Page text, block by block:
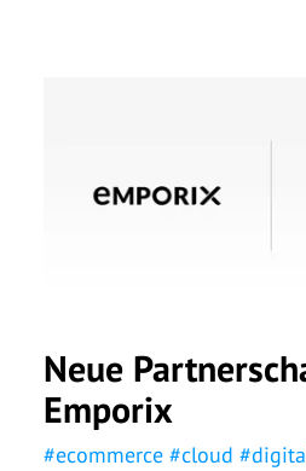
Neue
Emporix
#ecommerce #cloud #